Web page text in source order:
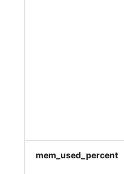
mem_used_percent